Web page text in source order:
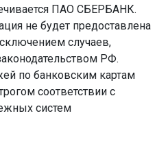
ПАО СБЕРБАНК.
не будет предоставлена
случаев,
РФ.
по банковским картам
соответствии с
систем